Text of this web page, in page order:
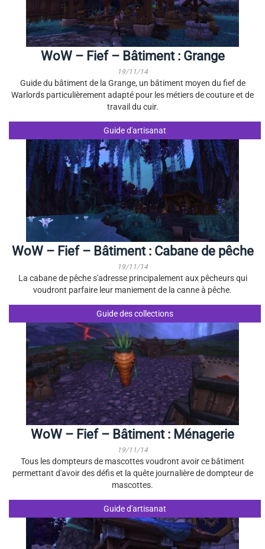
WoW – Fief – Bâtiment : Grange
19/11/14
Guide du bâtiment de la Grange, un bâtiment moyen du fief de
Warlords particulièrement adapté pour les métiers de couture et de
travail du cuir.
Guide d'artisanat
WoW – Fief – Bâtiment : Cabane de pêche
19/11/14
La cabane de pêche s'adresse principalement aux pêcheurs qui
voudront parfaire leur maniement de la canne à pêche.
Guide des collections
WoW – Fief – Bâtiment : Ménagerie
19/11/14
Tous les dompteurs de mascottes voudront avoir ce bâtiment
permettant d'avoir des défis et la quête journalière de dompteur de
mascottes.
Guide d'artisanat